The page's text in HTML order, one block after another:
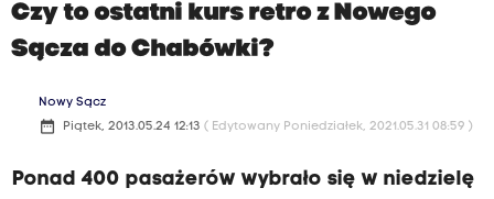
Czy to ostatni kurs retro z Nowego
Sącza do Chabówki?
Nowy Sącz
date_range Piątek, 2013.05.24 12:13 ( Edytowany Poniedziałek, 2021.05.31 08:59 )
Ponad 400 pasażerów wybrało się w niedzielę